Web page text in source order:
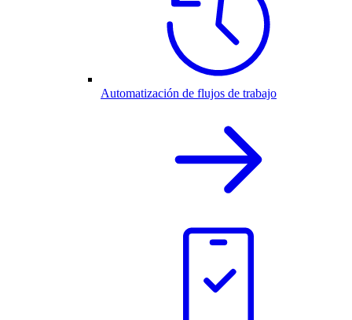
Automatización de flujos de trabajo